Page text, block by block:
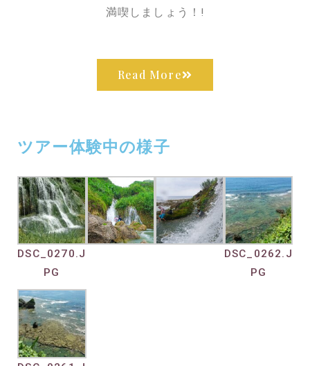
満喫しましょう！!
Read More
ツアー体験中の様子
DSC_0270.J
PG
DSC_0262.J
PG